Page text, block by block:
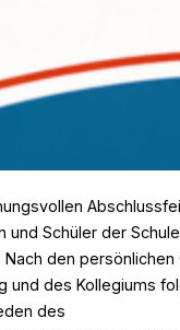
und Schüler der
den persönlichen
und des Kollegiums
des